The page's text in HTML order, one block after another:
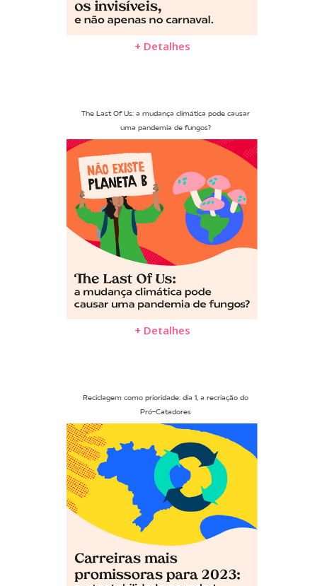
+ Detalhes
The Last Of Us: a mudança climática pode causar
uma pandemia de fungos?
+ Detalhes
Reciclagem como prioridade: dia 1, a recriação do
Pró-Catadores